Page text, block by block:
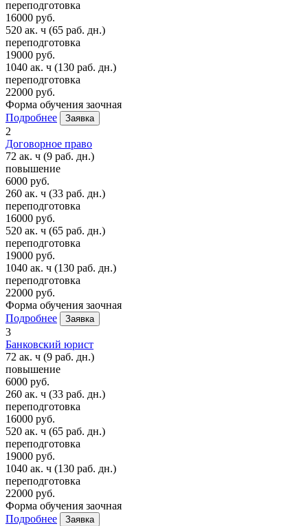
переподготовка
16000 руб.
520 ак. ч (65 раб. дн.)
переподготовка
19000 руб.
1040 ак. ч (130 раб. дн.)
переподготовка
22000 руб.
Форма обучения заочная
Подробнее
Заявка
2
Договорное право
72 ак. ч (9 раб. дн.)
повышение
6000 руб.
260 ак. ч (33 раб. дн.)
переподготовка
16000 руб.
520 ак. ч (65 раб. дн.)
переподготовка
19000 руб.
1040 ак. ч (130 раб. дн.)
переподготовка
22000 руб.
Форма обучения заочная
Подробнее
Заявка
3
Банковский юрист
72 ак. ч (9 раб. дн.)
повышение
6000 руб.
260 ак. ч (33 раб. дн.)
переподготовка
16000 руб.
520 ак. ч (65 раб. дн.)
переподготовка
19000 руб.
1040 ак. ч (130 раб. дн.)
переподготовка
22000 руб.
Форма обучения заочная
Подробнее
Заявка